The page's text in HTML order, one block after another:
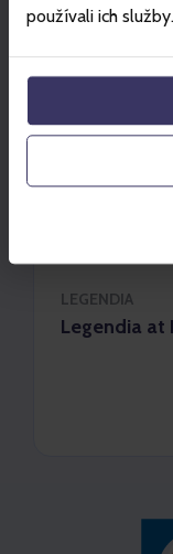
používali ich služby.
LEGENDIA
Legendia at